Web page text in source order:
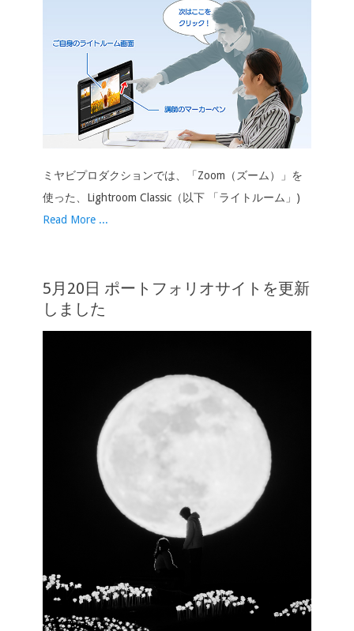
ミヤビプロダクションでは、「Zoom（ズーム）」を
使った、Lightroom Classic（以下 「ライトルーム」)
Read More ...
5月20日 ポートフォリオサイトを更新
しました